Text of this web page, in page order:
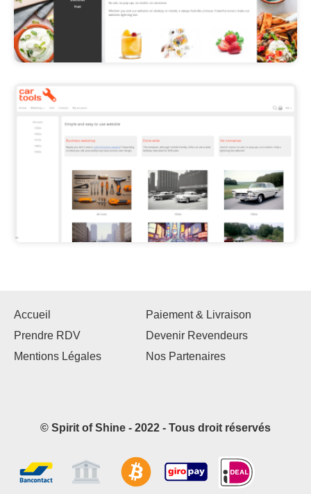
Accueil
Paiement & Livraison
Prendre RDV
Devenir Revendeurs
Mentions Légales
Nos Partenaires
© Spirit of Shine - 2022 - Tous droit réservés